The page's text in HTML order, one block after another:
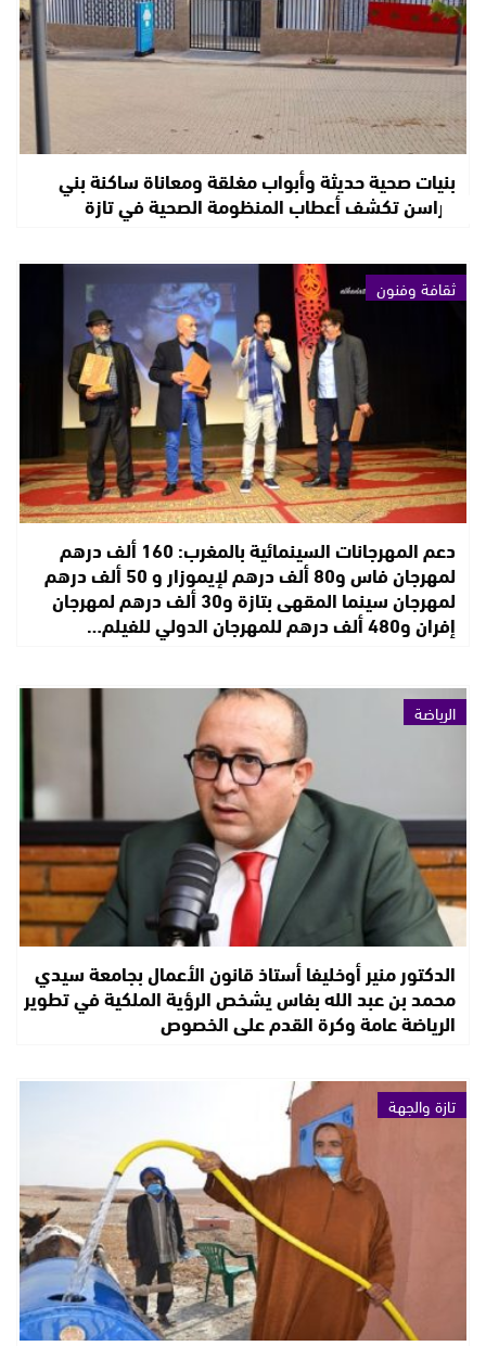
بنيات صحية حديثة وأبواب مغلقة ومعاناة ساكنة بني
فراسن تكشف أعطاب المنظومة الصحية في تازة
ثقافة وفنون
دعم المهرجانات السينمائية بالمغرب: 160 ألف درهم
لمهرجان فاس و80 ألف درهم لإيموزار و 50 ألف درهم
لمهرجان سينما المقهى بتازة و30 ألف درهم لمهرجان
إفران و480 ألف درهم للمهرجان الدولي للفيلم…
الرياضة
الدكتور منير أوخليفا أستاذ قانون الأعمال بجامعة سيدي
محمد بن عبد الله بفاس يشخص الرؤية الملكية في تطوير
الرياضة عامة وكرة القدم على الخصوص
تازة والجهة